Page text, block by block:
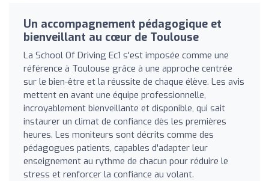
Un accompagnement pédagogique et
bienveillant au cœur de Toulouse
La School Of Driving Ec1 s'est imposée comme une
référence à Toulouse grâce à une approche centrée
sur le bien-être et la réussite de chaque élève. Les avis
mettent en avant une équipe professionnelle,
incroyablement bienveillante et disponible, qui sait
instaurer un climat de confiance dès les premières
heures. Les moniteurs sont décrits comme des
pédagogues patients, capables d'adapter leur
enseignement au rythme de chacun pour réduire le
stress et renforcer la confiance au volant.